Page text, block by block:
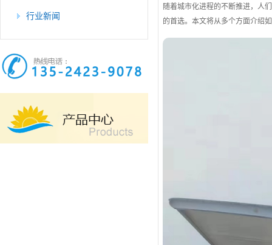
行业新闻
随着城市化进程的不断推进，人
的首选。本文将从多个方面介绍